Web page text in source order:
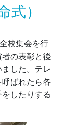
式）
校集会を行
の表彰と後
した。テレ
ばれたら各
したりする